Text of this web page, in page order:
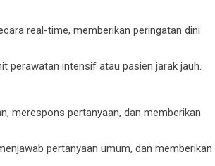
real-time, memberikan peringatan dini
perawatan intensif atau pasien jarak jauh.
merespons pertanyaan, dan memberikan
pertanyaan umum, dan memberikan